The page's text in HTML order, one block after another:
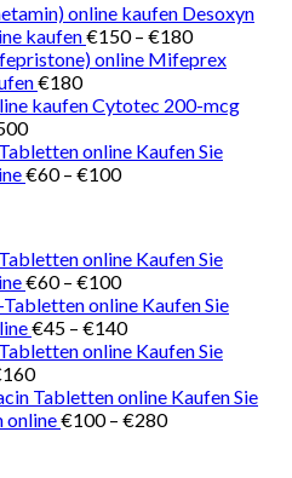
Desoxyn
kaufen€150 – €180
€150
€180
Mifeprex
€180
Cytotec 200-mcg
Preisspanne:
€150
bis
Kaufen Sie
€60 – €100Preisspanne:
Kaufen Sie
€60 – €100Preisspanne:
€60
bis
€100
Kaufen Sie
€45 – €140Preisspanne:
€45
€140
Kaufen Sie
160Preisspanne:
€50
bis
Kaufen Sie
online€100 – €280Preisspanne: